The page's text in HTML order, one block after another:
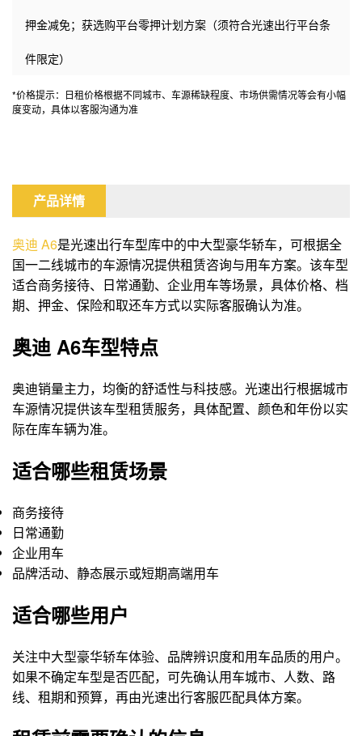
押金减免；获选购平台零押计划方案（须符合光速出行平台条
件限定）
*价格提示：日租价格根据不同城市、车源稀缺程度、市场供需情况等会有小幅
度变动，具体以客服沟通为准
产品详情
奥迪 A6是光速出行车型库中的中大型豪华轿车，可根据全
国一二线城市的车源情况提供租赁咨询与用车方案。该车型
适合商务接待、日常通勤、企业用车等场景，具体价格、档
期、押金、保险和取还车方式以实际客服确认为准。
奥迪 A6车型特点
奥迪销量主力，均衡的舒适性与科技感。光速出行根据城市
车源情况提供该车型租赁服务，具体配置、颜色和年份以实
际在库车辆为准。
适合哪些租赁场景
商务接待
日常通勤
企业用车
品牌活动、静态展示或短期高端用车
适合哪些用户
关注中大型豪华轿车体验、品牌辨识度和用车品质的用户。
如果不确定车型是否匹配，可先确认用车城市、人数、路
线、租期和预算，再由光速出行客服匹配具体方案。